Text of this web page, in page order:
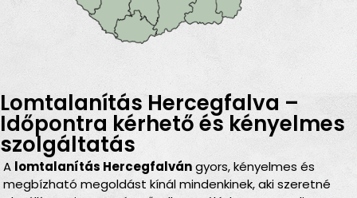
Lomtalanítás Hercegfalva –
Időpontra kérhető és kényelmes
szolgáltatás
A lomtalanítás Hercegfalvángyors, kényelmes és
megbízható megoldást kínál mindenkinek, aki szeretné